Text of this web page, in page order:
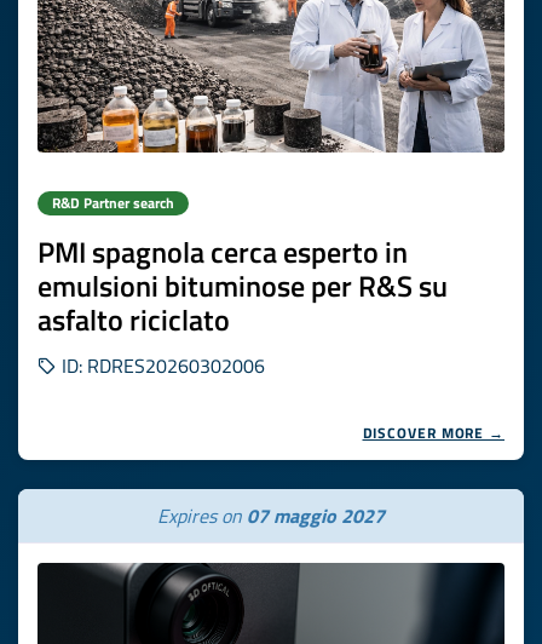
R&D Partner search
PMI spagnola cerca esperto in
emulsioni bituminose per R&S su
asfalto riciclato
ID: RDRES20260302006
DISCOVER MORE →
Expires on 07 maggio 2027